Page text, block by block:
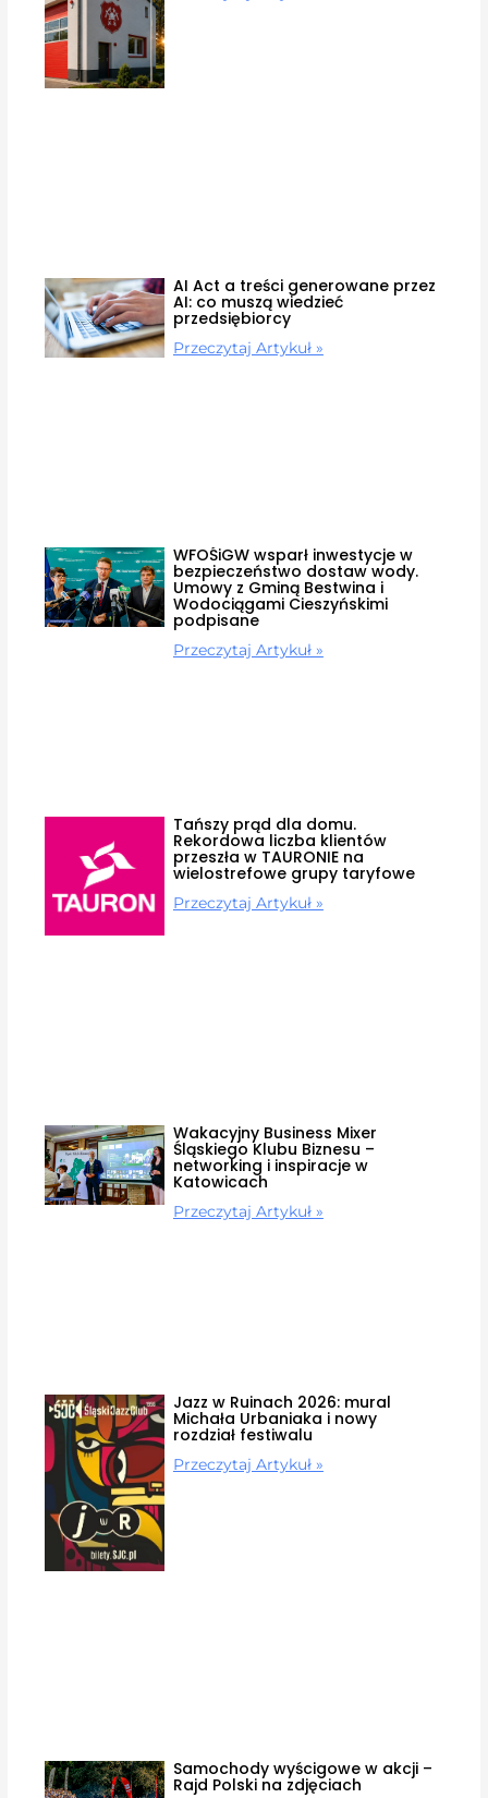
AI Act a treści generowane przez
AI: co muszą wiedzieć
przedsiębiorcy
Przeczytaj Artykuł »
WFOŚiGW wsparł inwestycje w
bezpieczeństwo dostaw wody.
Umowy z Gminą Bestwina i
Wodociągami Cieszyńskimi
podpisane
Przeczytaj Artykuł »
Tańszy prąd dla domu.
Rekordowa liczba klientów
przeszła w TAURONIE na
wielostrefowe grupy taryfowe
Przeczytaj Artykuł »
Wakacyjny Business Mixer
Śląskiego Klubu Biznesu –
networking i inspiracje w
Katowicach
Przeczytaj Artykuł »
Jazz w Ruinach 2026: mural
Michała Urbaniaka i nowy
rozdział festiwalu
Przeczytaj Artykuł »
Samochody wyścigowe w akcji –
Rajd Polski na zdjęciach